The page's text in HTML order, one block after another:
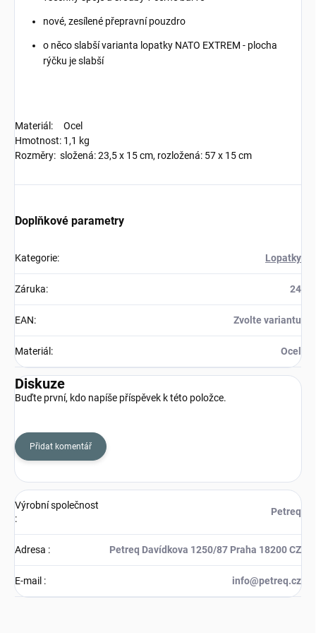
nové, zesílené přepravní pouzdro
o něco slabší varianta lopatky NATO EXTREM - plocha
rýčku je slabší
Materiál: Ocel
Hmotnost: 1,1 kg
Rozměry: složená: 23,5 x 15 cm, rozložená: 57 x 15 cm
Doplňkové parametry
Kategorie: Lopatky
Záruka: 24
EAN: Zvolte variantu
Materiál : Ocel
Diskuze
Buďte první, kdo napíše příspěvek k této položce.
Přidat komentář
Výrobní společnost
:
Petreq
Adresa : Petreq Davídkova 1250/87 Praha 18200 CZ
E-mail : info@petreq.cz